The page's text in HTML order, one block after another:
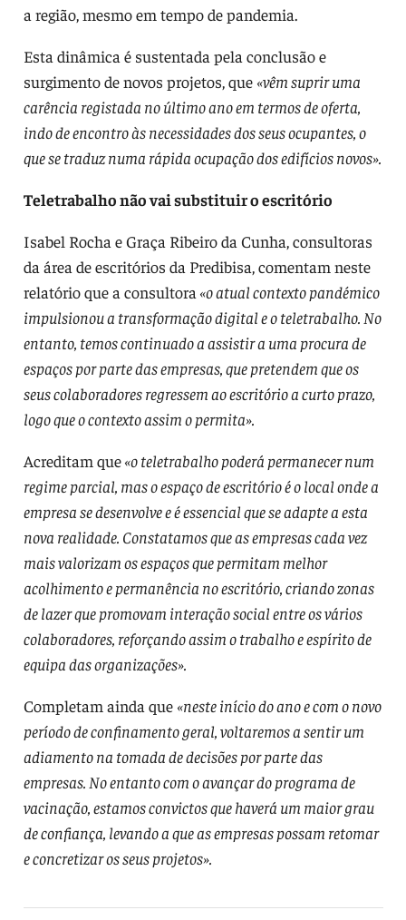
a região, mesmo em tempo de pandemia.
Esta dinâmica é sustentada pela conclusão e
surgimento de novos projetos, que «vêm suprir uma
carência registada no último ano em termos de oferta,
indo de encontro às necessidades dos seus ocupantes, o
que se traduz numa rápida ocupação dos edifícios novos».
Teletrabalho não vai substituir o escritório
Isabel Rocha e Graça Ribeiro da Cunha, consultoras
da área de escritórios da Predibisa, comentam neste
relatório que a consultora «o atual contexto pandémico
impulsionou a transformação digital e o teletrabalho. No
entanto, temos continuado a assistir a uma procura de
espaços por parte das empresas, que pretendem que os
seus colaboradores regressem ao escritório a curto prazo,
logo que o contexto assim o permita».
Acreditam que«o teletrabalho poderá permanecer num
regime parcial, mas o espaço de escritório é o local onde a
empresa se desenvolve e é essencial que se adapte a esta
nova realidade. Constatamos que as empresas cada vez
mais valorizam os espaços que permitam melhor
acolhimento e permanência no escritório, criando zonas
de lazer que promovam interação social entre os vários
colaboradores, reforçando assim o trabalho e espírito de
equipa das organizações».
Completam ainda que «neste início do ano e com o novo
período de confinamento geral, voltaremos a sentir um
adiamento na tomada de decisões por parte das
empresas. No entanto com o avançar do programa de
vacinação, estamos convictos que haverá um maior grau
de confiança, levando a que as empresas possam retomar
e concretizar os seus projetos».